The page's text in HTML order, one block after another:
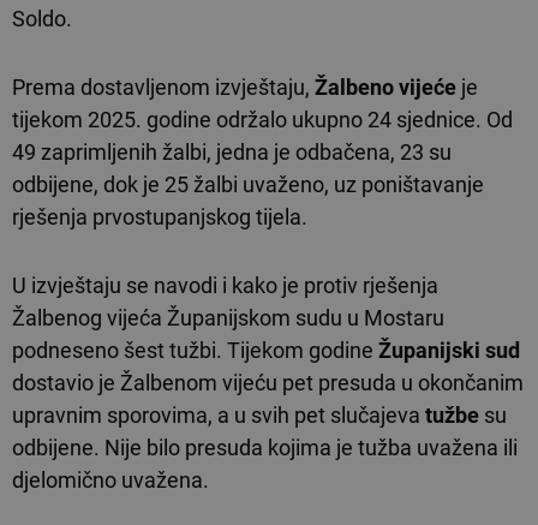
Soldo.
Prema dostavljenom izvještaju, Žalbeno vijeće je
tijekom 2025. godine održalo ukupno 24 sjednice. Od
49 zaprimljenih žalbi, jedna je odbačena, 23 su
odbijene, dok je 25 žalbi uvaženo, uz poništavanje
rješenja prvostupanjskog tijela.
U izvještaju se navodi i kako je protiv rješenja
Žalbenog vijeća Županijskom sudu u Mostaru
podneseno šest tužbi. Tijekom godine Županijski sud
dostavio je Žalbenom vijeću pet presuda u okončanim
upravnim sporovima, a u svih pet slučajeva tužbe su
odbijene. Nije bilo presuda kojima je tužba uvažena ili
djelomično uvažena.